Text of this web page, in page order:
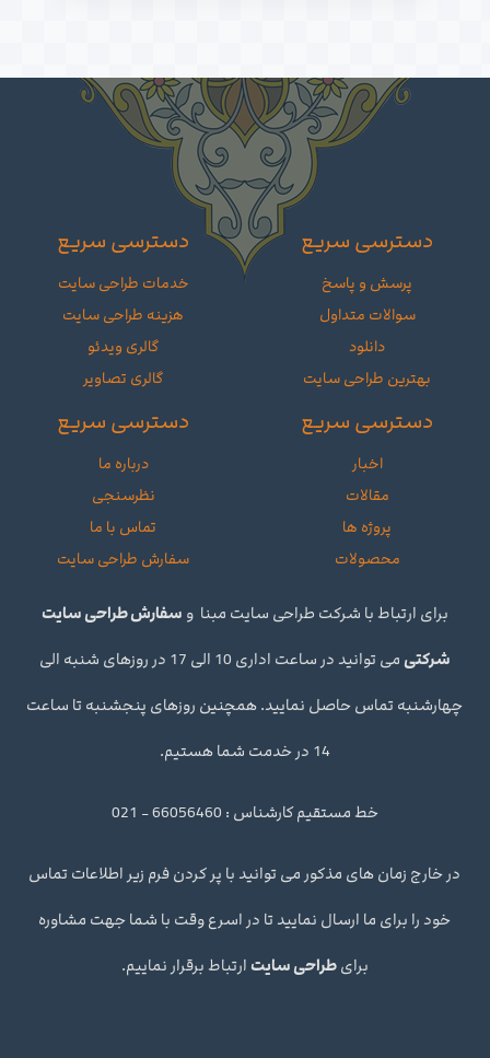
دسترسی سریع
پرسش و پاسخ
سوالات متداول
دانلود
بهترین طراحی سایت
دسترسی سریع
خدمات طراحی سایت
هزینه طراحی سایت
گالری ویدئو
گالری تصاویر
دسترسی سریع
اخبار
مقالات
پروژه ها
محصولات
دسترسی سریع
درباره ما
نظرسنجی
تماس با ما
سفارش طراحی سایت
برای ارتباط با شرکت طراحی سایت مبنا و سفارش طراحی سایت
شرکتی
می توانید در ساعت اداری 10 الی 17 در روزهای شنبه الی
چهارشنبه تماس حاصل نمایید. همچنین روزهای پنجشنبه تا ساعت
14 در خدمت شما هستیم.
خط مستقیم کارشناس : 66056460 - 021
در خارج زمان های مذکور می توانید با پر کردن فرم زیر اطلاعات تماس
خود را برای ما ارسال نمایید تا در اسرع وقت با شما جهت مشاوره
برایطراحی سایت ارتباط برقرار نماییم.